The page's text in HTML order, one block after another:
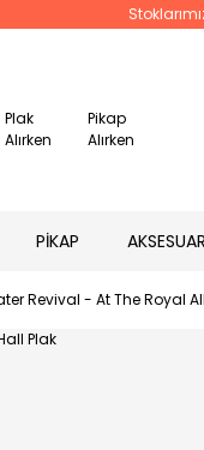
Plak
Alırken
Pikap
Alırken
PİKAP AKSESUAR
Revival - At The Royal